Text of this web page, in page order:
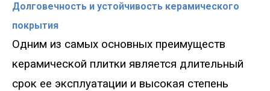
Долговечность и устойчивость керамического
покрытия
Одним из самых основных преимуществ
керамической плитки является длительный
срок ее эксплуатации и высокая степень